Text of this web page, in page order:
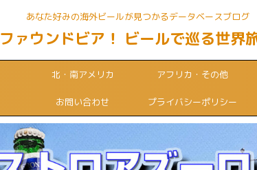
あなた好みの海外ビールが見つかるデータベースブログ
ファウンドビア！ ビールで巡る世界
北・南アメリカ アフリカ・その他
お問い合わせ プライバシーポリシー